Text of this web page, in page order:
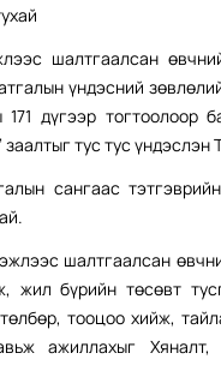
шалтгаалсан
үндэсний
дүгээр тогтоолоор
заалтыг тус тус
сангаас
шалтгаалсан
жил бүрийн төсөвт
тооцоо хийж,
ажиллахыг